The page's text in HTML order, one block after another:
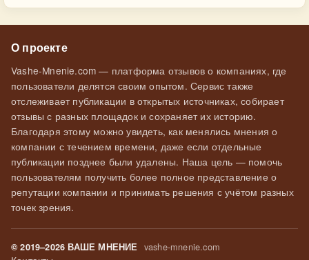
О проекте
Vashe-Mnenie.com — платформа отзывов о компаниях, где
пользователи делятся своим опытом. Сервис также
отслеживает публикации в открытых источниках, собирает
отзывы с разных площадок и сохраняет их историю.
Благодаря этому можно увидеть, как менялись мнения о
компании с течением времени, даже если отдельные
публикации позднее были удалены. Наша цель — помочь
пользователям получить более полное представление о
репутации компании и принимать решения с учётом разных
точек зрения.
© 2019–2026 ВАШЕ МНЕНИЕ vashe-mnenie.com